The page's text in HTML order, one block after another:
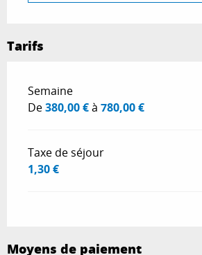
Tarifs
Tarifs 2026
Semaine
De380,00 €à 780,00 €
Taxe de séjour
1,30 €
Moyens de paiement